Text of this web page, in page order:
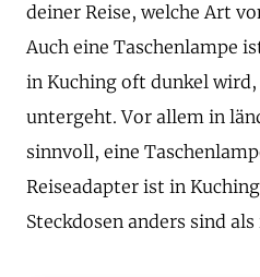
deiner Reise, welche Art
Auch eine Taschenlampe
in Kuching oft dunkel wird,
untergeht. Vor allem in
sinnvoll, eine
Reiseadapter ist in
Steckdosen anders sind